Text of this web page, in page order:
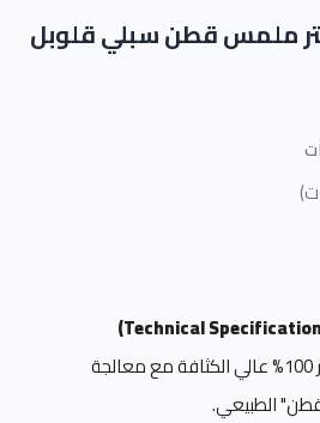
ملمس قطن سبلي قلوبل
بوليستر 100% عالي الكثافة مع معالجة
الطبيعي.